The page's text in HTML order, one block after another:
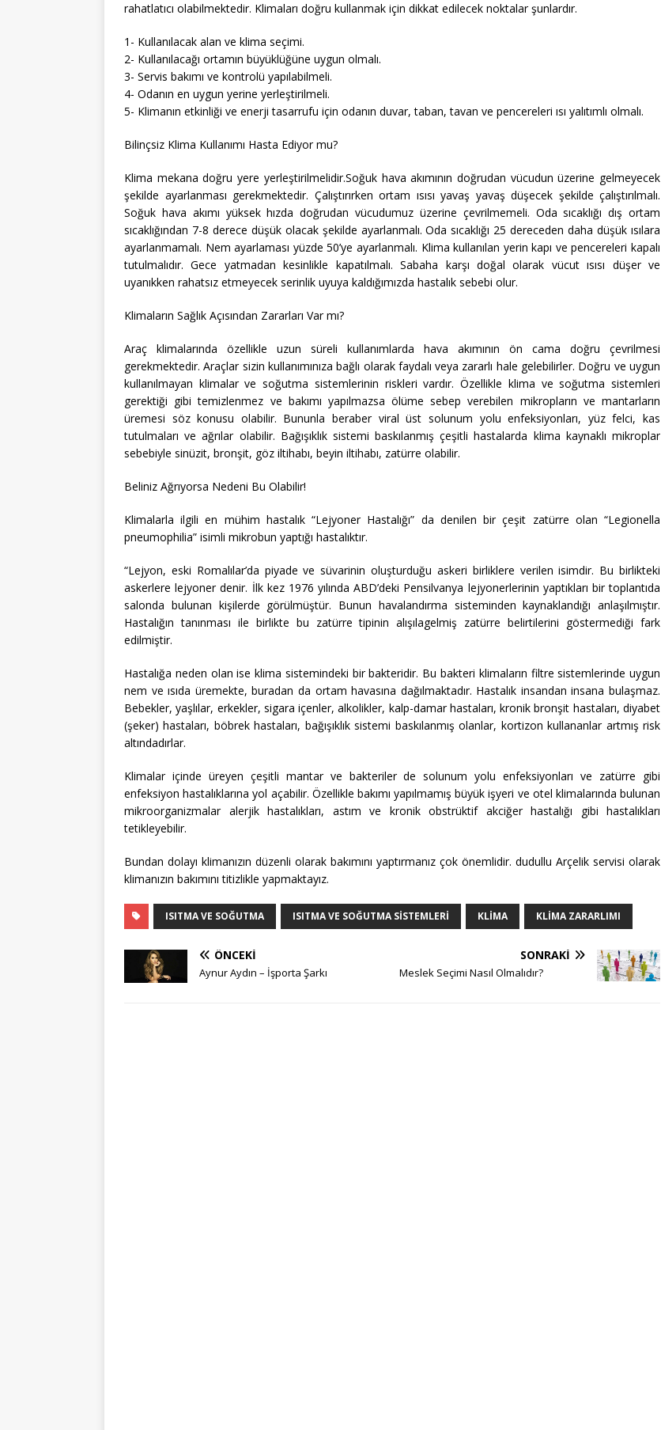
rahatlatıcı olabilmektedir. Klimaları doğru kullanmak için dikkat edilecek noktalar şunlardır.
1- Kullanılacak alan ve klima seçimi.
2- Kullanılacağı ortamın büyüklüğüne uygun olmalı.
3- Servis bakımı ve kontrolü yapılabilmeli.
4- Odanın en uygun yerine yerleştirilmeli.
5- Klimanın etkinliği ve enerji tasarrufu için odanın duvar, taban, tavan ve pencereleri ısı yalıtımlı olmalı.
Bilinçsiz Klima Kullanımı Hasta Ediyor mu?
Klima mekana doğru yere yerleştirilmelidir.Soğuk hava akımının doğrudan vücudun üzerine gelmeyecek
şekilde ayarlanması gerekmektedir. Çalıştırırken ortam ısısı yavaş yavaş düşecek şekilde çalıştırılmalı.
Soğuk hava akımı yüksek hızda doğrudan vücudumuz üzerine çevrilmemeli. Oda sıcaklığı dış ortam
sıcaklığından 7-8 derece düşük olacak şekilde ayarlanmalı. Oda sıcaklığı 25 dereceden daha düşük ısılara
ayarlanmamalı. Nem ayarlaması yüzde 50’ye ayarlanmalı. Klima kullanılan yerin kapı ve pencereleri kapalı
tutulmalıdır. Gece yatmadan kesinlikle kapatılmalı. Sabaha karşı doğal olarak vücut ısısı düşer ve
uyanıkken rahatsız etmeyecek serinlik uyuya kaldığımızda hastalık sebebi olur.
Klimaların Sağlık Açısından Zararları Var mı?
Araç klimalarında özellikle uzun süreli kullanımlarda hava akımının ön cama doğru çevrilmesi
gerekmektedir. Araçlar sizin kullanımınıza bağlı olarak faydalı veya zararlı hale gelebilirler. Doğru ve uygun
kullanılmayan klimalar ve soğutma sistemlerinin riskleri vardır. Özellikle klima ve soğutma sistemleri
gerektiği gibi temizlenmez ve bakımı yapılmazsa ölüme sebep verebilen mikropların ve mantarların
üremesi söz konusu olabilir. Bununla beraber viral üst solunum yolu enfeksiyonları, yüz felci, kas
tutulmaları ve ağrılar olabilir. Bağışıklık sistemi baskılanmış çeşitli hastalarda klima kaynaklı mikroplar
sebebiyle sinüzit, bronşit, göz iltihabı, beyin iltihabı, zatürre olabilir.
Beliniz Ağrıyorsa Nedeni Bu Olabilir!
Klimalarla ilgili en mühim hastalık “Lejyoner Hastalığı” da denilen bir çeşit zatürre olan “Legionella
pneumophilia” isimli mikrobun yaptığı hastalıktır.
“Lejyon, eski Romalılar’da piyade ve süvarinin oluşturduğu askeri birliklere verilen isimdir. Bu birlikteki
askerlere lejyoner denir. İlk kez 1976 yılında ABD’deki Pensilvanya lejyonerlerinin yaptıkları bir toplantıda
salonda bulunan kişilerde görülmüştür. Bunun havalandırma sisteminden kaynaklandığı anlaşılmıştır.
Hastalığın tanınması ile birlikte bu zatürre tipinin alışılagelmiş zatürre belirtilerini göstermediği fark
edilmiştir.
Hastalığa neden olan ise klima sistemindeki bir bakteridir. Bu bakteri klimaların filtre sistemlerinde uygun
nem ve ısıda üremekte, buradan da ortam havasına dağılmaktadır. Hastalık insandan insana bulaşmaz.
Bebekler, yaşlılar, erkekler, sigara içenler, alkolikler, kalp-damar hastaları, kronik bronşit hastaları, diyabet
(şeker) hastaları, böbrek hastaları, bağışıklık sistemi baskılanmış olanlar, kortizon kullananlar artmış risk
altındadırlar.
Klimalar içinde üreyen çeşitli mantar ve bakteriler de solunum yolu enfeksiyonları ve zatürre gibi
enfeksiyon hastalıklarına yol açabilir. Özellikle bakımı yapılmamış büyük işyeri ve otel klimalarında bulunan
mikroorganizmalar alerjik hastalıkları, astım ve kronik obstrüktif akciğer hastalığı gibi hastalıkları
tetikleyebilir.
Bundan dolayı klimanızın düzenli olarak bakımını yaptırmanız çok önemlidir. dudullu Arçelik servisi olarak
klimanızın bakımını titizlikle yapmaktayız.
ISITMA VE SOĞUTMA ISITMA VE SOĞUTMA SISTEMLERI KLIMA KLIMA ZARARLIMI
ÖNCEKI
Aynur Aydın – İşporta Şarkı
SONRAKI
Meslek Seçimi Nasıl Olmalıdır?